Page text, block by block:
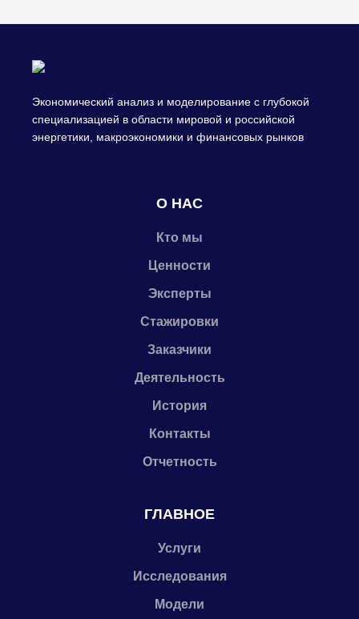
Экономический анализ и моделирование с глубокой
специализацией в области мировой и российской
энергетики, макроэкономики и финансовых рынков
О НАС
Кто мы
Ценности
Эксперты
Стажировки
Заказчики
Деятельность
История
Контакты
Отчетность
ГЛАВНОЕ
Услуги
Исследования
Модели